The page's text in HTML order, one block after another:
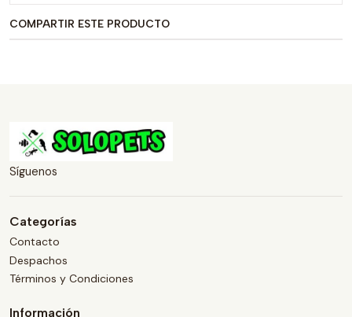
COMPARTIR ESTE PRODUCTO
Síguenos
Categorías
Contacto
Despachos
Términos y Condiciones
Información